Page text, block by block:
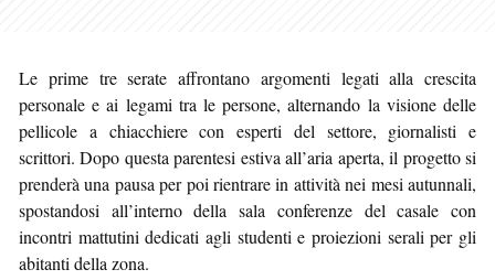
Le prime tre serate affrontano argomenti legati alla crescita
personale e ai legami tra le persone, alternando la visione delle
pellicole a chiacchiere con esperti del settore, giornalisti e
scrittori. Dopo questa parentesi estiva all’aria aperta, il progetto si
prenderà una pausa per poi rientrare in attività nei mesi autunnali,
spostandosi all’interno della sala conferenze del casale con
incontri mattutini dedicati agli studenti e proiezioni serali per gli
abitanti della zona.